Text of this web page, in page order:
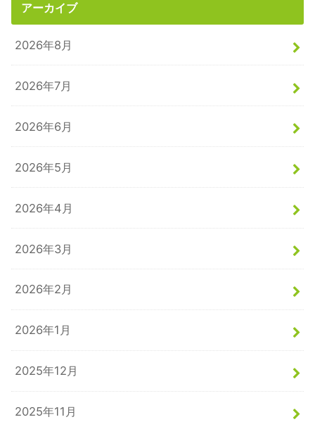
アーカイブ
2026年8月
2026年7月
2026年6月
2026年5月
2026年4月
2026年3月
2026年2月
2026年1月
2025年12月
2025年11月